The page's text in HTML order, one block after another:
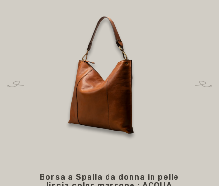
Borsa a Spalla da donna in pelle